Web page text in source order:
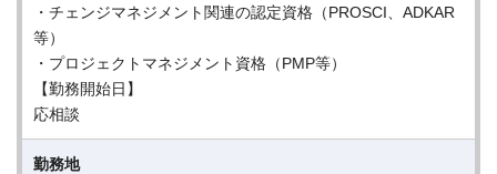
・チェンジマネジメント関連の認定資格（PROSCI、ADKAR
等）
・プロジェクトマネジメント資格（PMP等）
【勤務開始日】
応相談
勤務地